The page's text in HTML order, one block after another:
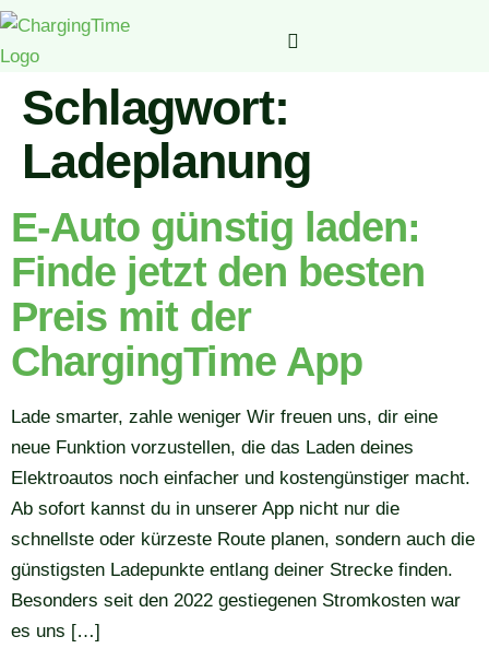
Schlagwort:
Ladeplanung
E-Auto günstig laden:
Finde jetzt den besten
Preis mit der
ChargingTime App
Lade smarter, zahle weniger Wir freuen uns, dir eine
neue Funktion vorzustellen, die das Laden deines
Elektroautos noch einfacher und kostengünstiger macht.
Ab sofort kannst du in unserer App nicht nur die
schnellste oder kürzeste Route planen, sondern auch die
günstigsten Ladepunkte entlang deiner Strecke finden.
Besonders seit den 2022 gestiegenen Stromkosten war
es uns […]